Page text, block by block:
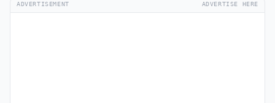
ADVERTISEMENT ADVERTISE HERE